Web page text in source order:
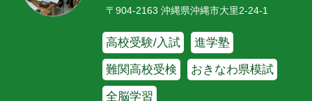
〒904-2163 沖縄県沖縄市大里2-24-1
高校受験/入試 進学塾
難関高校受検 おきなわ県模試
全脳学習